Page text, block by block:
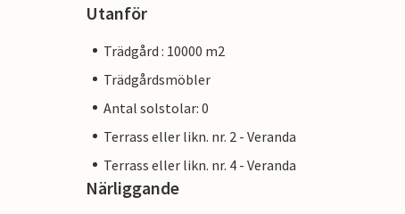
Utanför
Trädgård : 10000 m2
Trädgårdsmöbler
Antal solstolar: 0
Terrass eller likn. nr. 2 - Veranda
Terrass eller likn. nr. 4 - Veranda
Närliggande